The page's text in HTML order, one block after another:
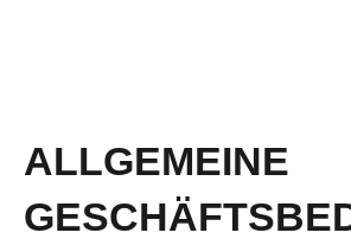
ALLGEMEINE